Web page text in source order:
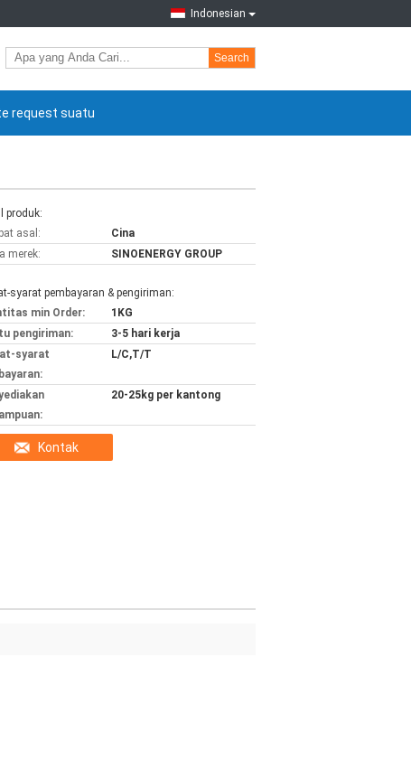
Indonesian
Search
request suatu
produk:
asal:
Cina
merek:
SINOENERGY GROUP
syarat pembayaran & pengiriman:
min Order:
1KG
pengiriman:
3-5 hari kerja
syarat
L/C,T/T
20-25kg per kantong
Kontak